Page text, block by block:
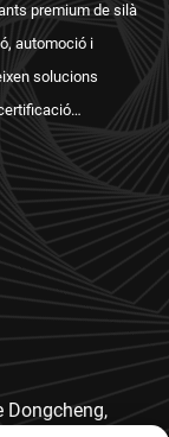
premium de silà
automoció i
solucions
Dongcheng,